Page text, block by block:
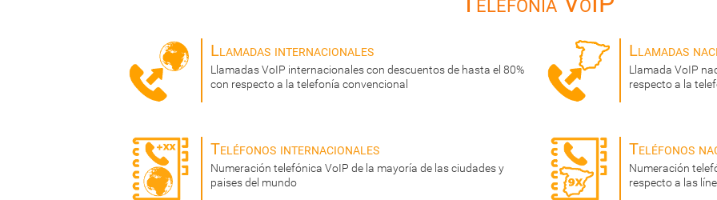
Llamadas internacionales
Llamadas VoIP internacionales con descuentos de hasta el 80%
con respecto a la telefonía convencional
Llamadas
Llamada VoIP
respecto a la
Teléfonos internacionales
Numeración telefónica VoIP de la mayoría de las ciudades y
paises del mundo
Teléfonos
Numeración
respecto a las